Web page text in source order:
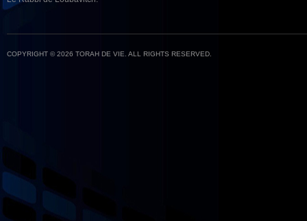
COPYRIGHT © 2026 TORAH DE VIE. ALL RIGHTS RESERVED.